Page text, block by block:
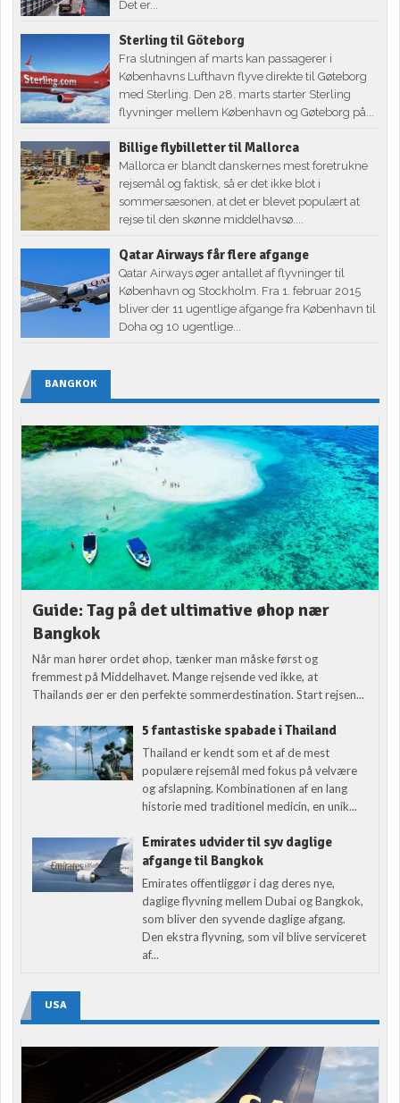
Det er...
Sterling til Göteborg
Fra slutningen af marts kan passagerer i
Københavns Lufthavn flyve direkte til Gøteborg
med Sterling. Den 28. marts starter Sterling
flyvninger mellem København og Gøteborg på...
Billige flybilletter til Mallorca
Mallorca er blandt danskernes mest foretrukne
rejsemål og faktisk, så er det ikke blot i
sommersæsonen, at det er blevet populært at
rejse til den skønne middelhavsø....
Qatar Airways får flere afgange
Qatar Airways øger antallet af flyvninger til
København og Stockholm. Fra 1. februar 2015
bliver der 11 ugentlige afgange fra København til
Doha og 10 ugentlige...
BANGKOK
Guide: Tag på det ultimative øhop nær
Bangkok
Når man hører ordet øhop, tænker man måske først og
fremmest på Middelhavet. Mange rejsende ved ikke, at
Thailands øer er den perfekte sommerdestination. Start rejsen...
5 fantastiske spabade i Thailand
Thailand er kendt som et af de mest
populære rejsemål med fokus på velvære
og afslapning. Kombinationen af en lang
historie med traditionel medicin, en unik...
Emirates udvider til syv daglige
afgange til Bangkok
Emirates offentliggør i dag deres nye,
daglige flyvning mellem Dubai og Bangkok,
som bliver den syvende daglige afgang.
Den ekstra flyvning, som vil blive serviceret
af...
USA